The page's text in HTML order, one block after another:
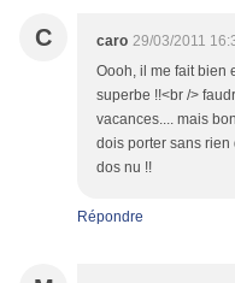
C caro 29/03/2011
Oooh, il me fait bien
superbe !!<br />
vacances.... mais
dois porter sans rien
dos nu !!
Répondre